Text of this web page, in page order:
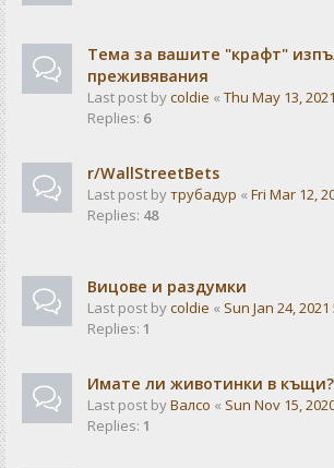
Тема за вашите "крафт"
преживявания
Last post bycoldie « Thu May 13,
Replies: 6
r/WallStreetBets
Last post byтрубадур « Fri Mar 12,
Replies: 48
Вицове и раздумки
Last post bycoldie « Sun Jan 24,
Replies: 1
Имате ли животинки в къщи?
Last post byВалсо « Sun Nov 15,
Replies: 1